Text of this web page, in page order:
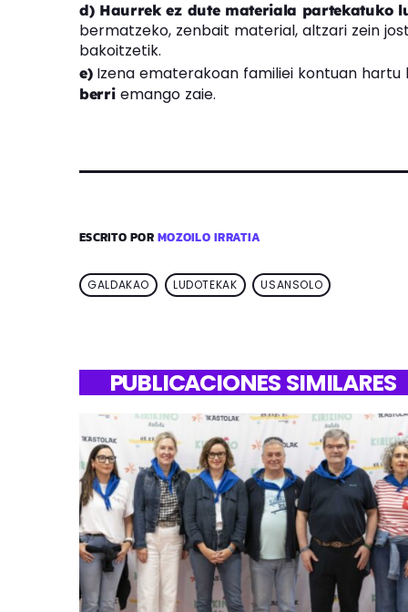
d) Haurrek ez dute materiala partekatuko
bermatzeko, zenbait material, altzari zein
bakoitzetik.
e)Izena ematerakoan familiei kontuan
berriemango zaie.
ESCRITO PORMOZOILO IRRATIA
GALDAKAO LUDOTEKAK USANSOLO
PUBLICACIONES SIMILARES